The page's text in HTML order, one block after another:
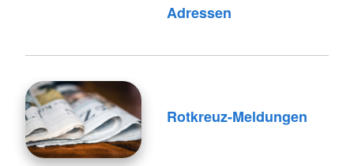
Adressen
Rotkreuz-Meldungen